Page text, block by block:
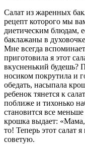
Салат из жаренных
рецепт которого мы
диетическим блюдам,
баклажаны в
Мне всегда
приготовила я этот
вкусненький будешь?
носиком покрутила и
обедать, насыпала
ребенок тянется к
поближе и тихонько
становится все
крошка выдает:
то! Теперь этот салат
советую.